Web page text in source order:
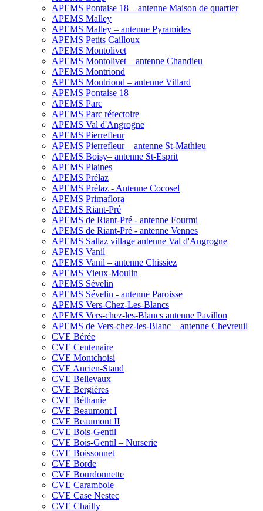
APEMS Pontaise 18 – antenne Maison de quartier
APEMS Malley
APEMS Malley – antenne Pyramides
APEMS Petits Cailloux
APEMS Montolivet
APEMS Montolivet – antenne Chandieu
APEMS Montriond
APEMS Montriond – antenne Villard
APEMS Pontaise 18
APEMS Parc
APEMS Parc réfectoire
APEMS Val d'Angrogne
APEMS Pierrefleur
APEMS Pierrefleur – antenne St-Mathieu
APEMS Boisy– antenne St-Esprit
APEMS Plaines
APEMS Prélaz
APEMS Prélaz - Antenne Cocosel
APEMS Primaflora
APEMS Riant-Pré
APEMS de Riant-Pré - antenne Fourmi
APEMS de Riant-Pré - antenne Vennes
APEMS Sallaz village antenne Val d'Angrogne
APEMS Vanil
APEMS Vanil – antenne Chissiez
APEMS Vieux-Moulin
APEMS Sévelin
APEMS Sévelin - antenne Paroisse
APEMS Vers-Chez-Les-Blancs
APEMS Vers-chez-les-Blancs antenne Pavillon
APEMS de Vers-chez-les-Blanc – antenne Chevreuil
CVE Bérée
CVE Centenaire
CVE Montchoisi
CVE Ancien-Stand
CVE Bellevaux
CVE Bergières
CVE Béthanie
CVE Beaumont I
CVE Beaumont II
CVE Bois-Gentil
CVE Bois-Gentil – Nurserie
CVE Boissonnet
CVE Borde
CVE Bourdonnette
CVE Carambole
CVE Case Nestec
CVE Chailly